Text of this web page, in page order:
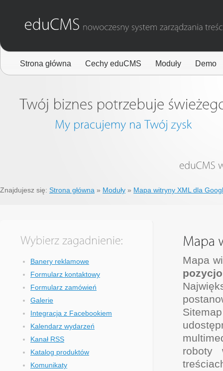
Strona główna Cechy eduCMS Moduły Demo
Znajdujesz się: Strona główna » Moduły » Mapa witryny XML dla
Banery reklamowe
Formularz kontaktowy
Formularz zamówień
Galerie
Integracja z Facebookiem
Kalendarz wydarzeń
Kanał RSS
Katalog produktów
Komunikaty
Mapa
roboty